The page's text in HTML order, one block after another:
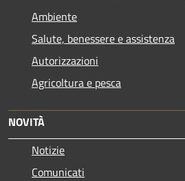
Ambiente
Salute, benessere e assistenza
Autorizzazioni
Agricoltura e pesca
NOVITÀ
Notizie
Comunicati